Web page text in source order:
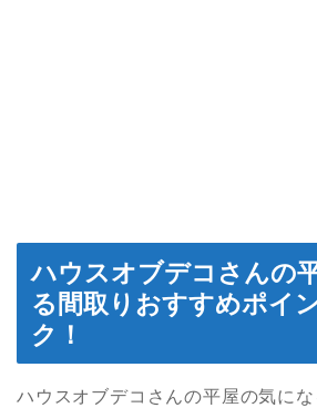
ハウスオブデコさんの
る間取りおすすめポイ
ク！
ハウスオブデコさんの平屋の気に